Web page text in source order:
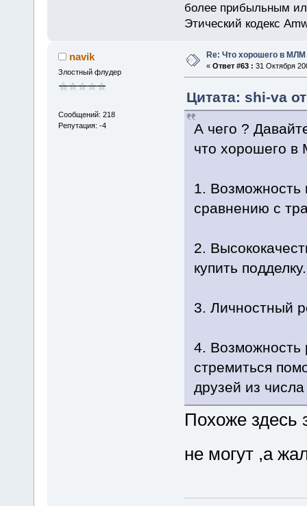
более прибыльным
Этический кодекс
navik
Злостный флудер
Сообщений: 218
Репутация: -4
Re: Что хорошего в МЛМ
« Ответ #63 : 31 Октября
Цитата: shi-va
А чего ?
что хорошего
1. Возможность
сравнению с
2.
купить подделку.
3. Личностный
4. Возможность
стремиться
друзей из
Похоже здесь
не могут ,а